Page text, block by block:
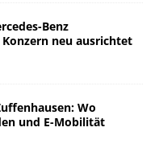
Benz
neu ausrichtet
Wo
und E-Mobilität